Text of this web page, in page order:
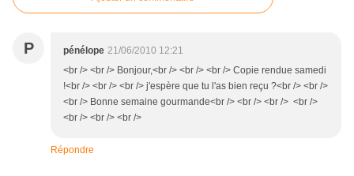
P pénélope 21/06/2010 12:21
<br /> <br /> Bonjour,<br /> <br /> <br /> Copie rendue samedi
!<br /> <br /> <br /> j'espère que tu l'as bien reçu ?<br /> <br />
<br /> Bonne semaine gourmande<br /> <br /> <br /> <br />
<br /> <br /> <br />
Répondre